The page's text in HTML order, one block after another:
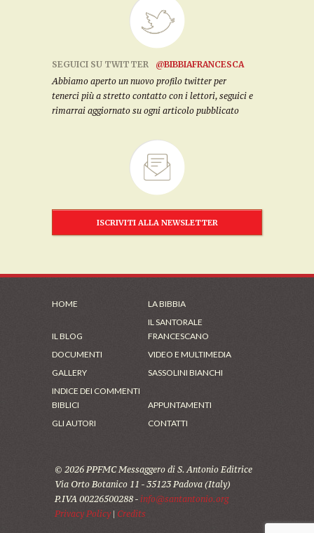
SEGUICI SU TWITTER
@BIBBIAFRANCESCA
Abbiamo aperto un nuovo profilo twitter per
tenerci più a stretto contatto con i lettori, seguici e
rimarrai aggiornato su ogni articolo pubblicato
ISCRIVITI ALLA NEWSLETTER
HOME LA BIBBIA
IL BLOG
IL SANTORALE
FRANCESCANO
DOCUMENTI
VIDEO E MULTIMEDIA
GALLERY
SASSOLINI BIANCHI
INDICE DEI COMMENTI
BIBLICI
APPUNTAMENTI
GLI AUTORI
CONTATTI
© 2026 PPFMC Messaggero di S. Antonio Editrice
Via Orto Botanico 11 - 35123 Padova (Italy)
P.IVA 00226500288 - info@santantonio.org
Privacy Policy| Credits